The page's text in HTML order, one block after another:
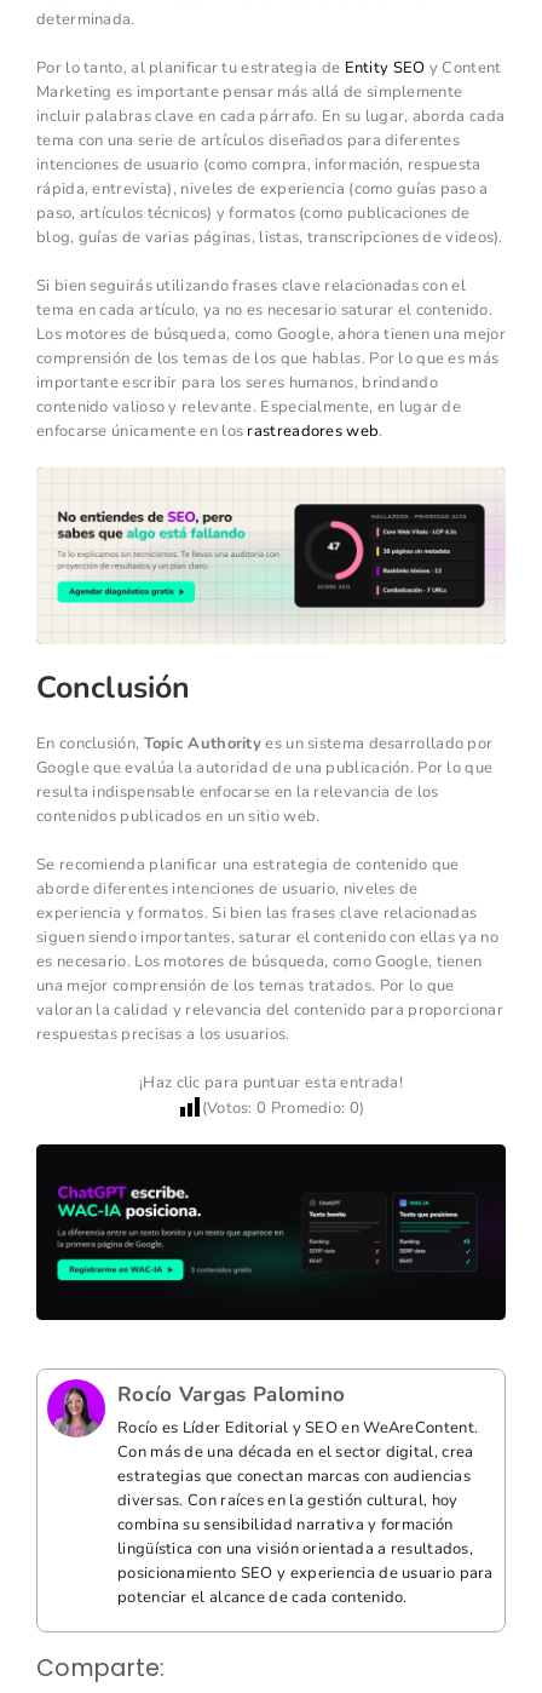
determinada.
Por lo tanto, al planificar tu estrategia de Entity SEO y Content
Marketing es importante pensar más allá de simplemente
incluir palabras clave en cada párrafo. En su lugar, aborda cada
tema con una serie de artículos diseñados para diferentes
intenciones de usuario (como compra, información, respuesta
rápida, entrevista), niveles de experiencia (como guías paso a
paso, artículos técnicos) y formatos (como publicaciones de
blog, guías de varias páginas, listas, transcripciones de videos).
Si bien seguirás utilizando frases clave relacionadas con el
tema en cada artículo, ya no es necesario saturar el contenido.
Los motores de búsqueda, como Google, ahora tienen una mejor
comprensión de los temas de los que hablas. Por lo que es más
importante escribir para los seres humanos, brindando
contenido valioso y relevante. Especialmente, en lugar de
enfocarse únicamente en los rastreadores web.
Conclusión
En conclusión, Topic Authorityes un sistema desarrollado por
Google que evalúa la autoridad de una publicación. Por lo que
resulta indispensable enfocarse en la relevancia de los
contenidos publicados en un sitio web.
Se recomienda planificar una estrategia de contenido que
aborde diferentes intenciones de usuario, niveles de
experiencia y formatos. Si bien las frases clave relacionadas
siguen siendo importantes, saturar el contenido con ellas ya no
es necesario. Los motores de búsqueda, como Google, tienen
una mejor comprensión de los temas tratados. Por lo que
valoran la calidad y relevancia del contenido para proporcionar
respuestas precisas a los usuarios.
¡Haz clic para puntuar esta entrada!
(Votos:0 Promedio: 0)
Rocío Vargas Palomino
Rocío es Líder Editorial y SEO en WeAreContent.
Con más de una década en el sector digital, crea
estrategias que conectan marcas con audiencias
diversas. Con raíces en la gestión cultural, hoy
combina su sensibilidad narrativa y formación
lingüística con una visión orientada a resultados,
posicionamiento SEO y experiencia de usuario para
potenciar el alcance de cada contenido.
Comparte: